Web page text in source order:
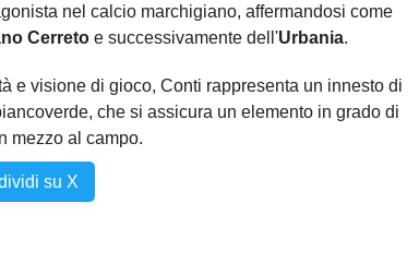
nel calcio marchigiano, affermandosi come
Cerreto e successivamente dell'Urbania.
e visione di gioco, Conti rappresenta un innesto di
che si assicura un elemento in grado di
mezzo al campo.
su X